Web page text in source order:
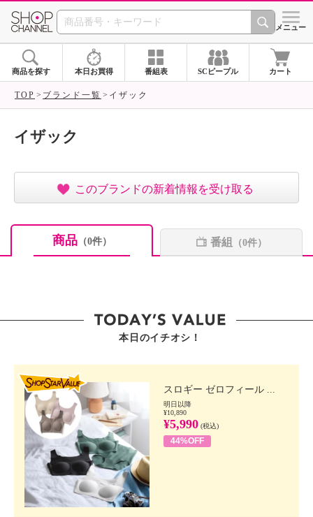
SHOP CHANNEL ショッ
メニュー
商品を探す 本日お買得 番組表 SCピープル カート
TOP ブランド一覧 イザック
イザック
このブランドの新着情報を受け取る
商品（0件） 番組 （0件）
本日のイチオシ！
スロギー ゼロフィール ...
明日以降
¥10,890
¥5,990 (税込)
44%OFF